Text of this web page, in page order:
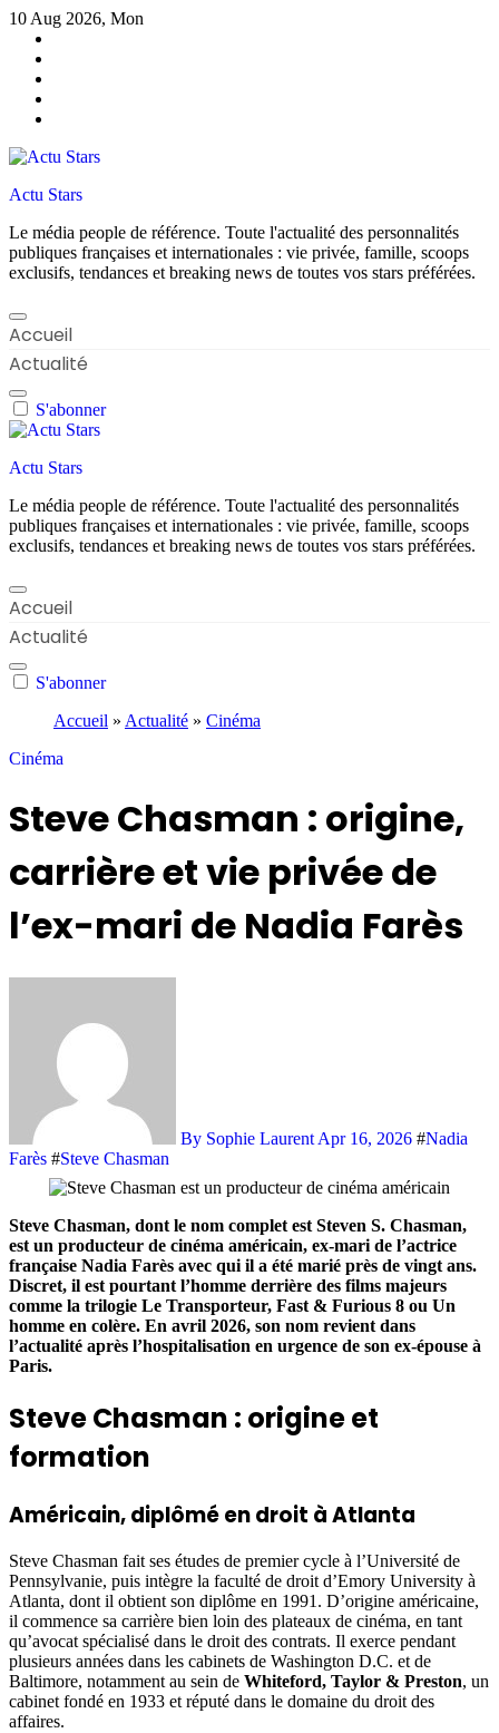
Skip
content
10 Aug 2026, Mon
Actu Stars
Le média people de référence. Toute l'actualité des personnalités
publiques françaises et internationales : vie privée, famille, scoops
exclusifs, tendances et breaking news de toutes vos stars préférées.
Accueil
Actualité
S'abonner
Actu Stars
Le média people de référence. Toute l'actualité des personnalités
publiques françaises et internationales : vie privée, famille, scoops
exclusifs, tendances et breaking news de toutes vos stars préférées.
Accueil
Actualité
S'abonner
Accueil » Actualité » Cinéma
Cinéma
Steve Chasman : origine,
carrière et vie privée de
l’ex-mari de Nadia Farès
By Sophie Laurent Apr 16, 2026 #Nadia
Farès #Steve Chasman
Steve Chasman, dont le nom complet est Steven S. Chasman,
est un producteur de cinéma américain, ex-mari de l’actrice
française Nadia Farès avec qui il a été marié près de vingt ans.
Discret, il est pourtant l’homme derrière des films majeurs
comme la trilogie Le Transporteur, Fast & Furious 8 ou Un
homme en colère. En avril 2026, son nom revient dans
l’actualité après l’hospitalisation en urgence de son ex-épouse à
Paris.
Steve Chasman : origine et
formation
Américain, diplômé en droit à Atlanta
Steve Chasman fait ses études de premier cycle à l’Université de
Pennsylvanie, puis intègre la faculté de droit d’Emory University à
Atlanta, dont il obtient son diplôme en 1991. D’origine américaine,
il commence sa carrière bien loin des plateaux de cinéma, en tant
qu’avocat spécialisé dans le droit des contrats. Il exerce pendant
plusieurs années dans les cabinets de Washington D.C. et de
Baltimore, notamment au sein de Whiteford, Taylor & Preston, un
cabinet fondé en 1933 et réputé dans le domaine du droit des
affaires.